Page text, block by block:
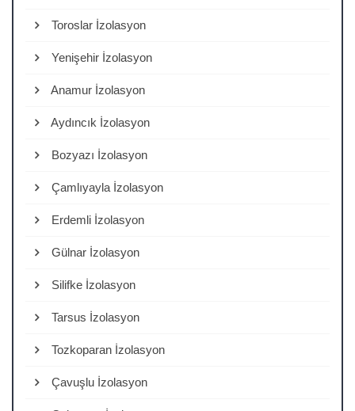
Toroslar İzolasyon
Yenişehir İzolasyon
Anamur İzolasyon
Aydıncık İzolasyon
Bozyazı İzolasyon
Çamlıyayla İzolasyon
Erdemli İzolasyon
Gülnar İzolasyon
Silifke İzolasyon
Tarsus İzolasyon
Tozkoparan İzolasyon
Çavuşlu İzolasyon